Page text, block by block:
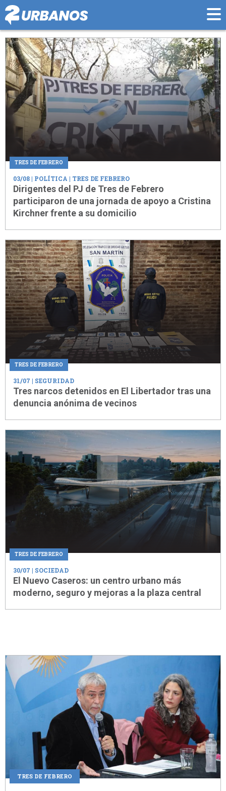
TRES DE FEBRERO
03/08 | POLÍTICA | TRES DE FEBRERO
Dirigentes del PJ de Tres de Febrero
participaron de una jornada de apoyo a Cristina
Kirchner frente a su domicilio
TRES DE FEBRERO
31/07 | SEGURIDAD
Tres narcos detenidos en El Libertador tras una
denuncia anónima de vecinos
TRES DE FEBRERO
30/07 | SOCIEDAD
El Nuevo Caseros: un centro urbano más
moderno, seguro y mejoras a la plaza central
TRES DE FEBRERO